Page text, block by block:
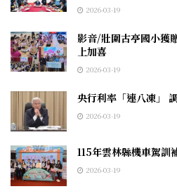
2026-03-19
影音/壯圍古亭國小獲
上加喜
2026-03-19
央行利率「連八凍」
2026-03-19
115年雲林縣機車駕訓
2026-03-19